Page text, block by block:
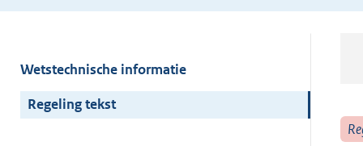
Wetstechnische informatie
Regeling tekst